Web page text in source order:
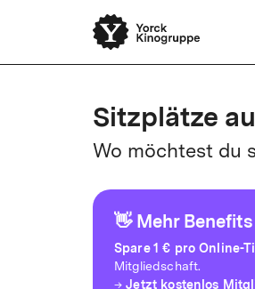
Sitzplätze
Wo möchtest du
👋 Mehr
Spare1 € pro Online-
Mitgliedschaft.
→Jetzt kostenlos